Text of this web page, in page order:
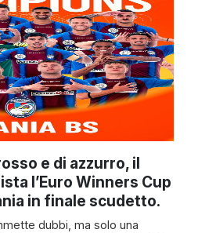
e di azzurro, il
l’Euro Winners Cup
in finale scudetto.
dubbi, ma solo una